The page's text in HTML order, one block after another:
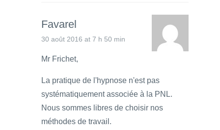
Favarel
30 août 2016 at 7 h 50 min
Mr Frichet,
La pratique de l'hypnose n'est pas
systématiquement associée à la PNL.
Nous sommes libres de choisir nos
méthodes de travail.